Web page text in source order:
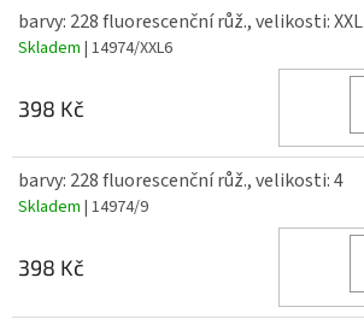
barvy: 228 fluorescenční růž., velikosti: XXL
Skladem | 14974/XXL6
398 Kč
barvy: 228 fluorescenční růž., velikosti: 4
Skladem | 14974/9
398 Kč